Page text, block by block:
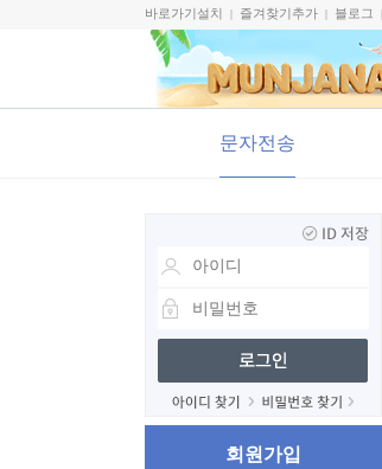
바로가기설치 | 즐겨찾기추가 | 블로그 |
문자전송
회원가입